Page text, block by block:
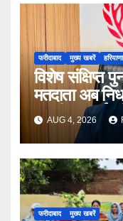
फरीदाबाद मुख्य खबरें हरियाणा
विशेष संक्षिप्त
मतदाता अब
अपनी सुनवाई :
सिन्हा
AUG 4, 2026
फरीदाबाद मुख्य खबरें